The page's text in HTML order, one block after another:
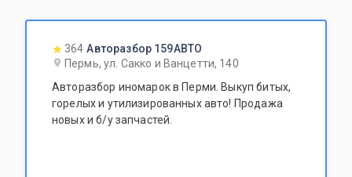
364 Авторазбор 159АВТО
Пермь, ул. Сакко и Ванцетти, 140
Авторазбор иномарок в Перми. Выкуп битых,
горелых и утилизированных авто! Продажа
новых и б/у запчастей.